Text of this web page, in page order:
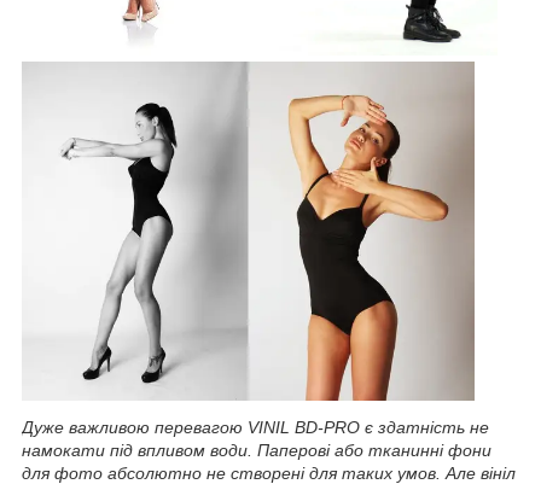
Дуже важливою перевагою VINIL BD-PRO є здатність не
намокати під впливом води. Паперові або тканинні фони
для фото абсолютно не створені для таких умов. Але вініл